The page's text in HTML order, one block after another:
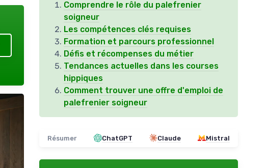
Comprendre le rôle du palefrenier
soigneur
Les compétences clés requises
Formation et parcours professionnel
Défis et récompenses du métier
Tendances actuelles dans les courses
hippiques
Comment trouver une offre d'emploi de
palefrenier soigneur
Résumer ChatGPT Claude Mistral